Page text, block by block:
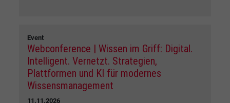
Event
Webconference | Wissen im Griff: Digital.
Intelligent. Vernetzt. Strategien,
Plattformen und KI für modernes
Wissensmanagement
11.11.2026